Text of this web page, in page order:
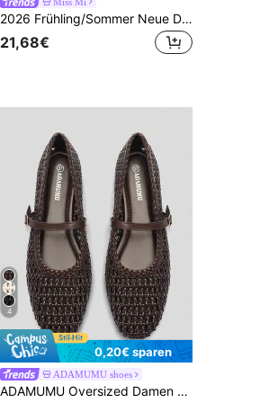
2026 Frühling/Sommer Neue Damen Ballettschuhe mit Schleifen-Dekor, Arbeitsschuhe
21,68€
4
0,20€ sparen
ADAMUMU shoes
ADAMUMU Oversized Damen Mode Handgefertigte PU Gewebte High-End Mary Jane Ballettschuhe mit einzelnem Riemen und Metallschnalle, atmungsaktives gewebtes Design, bequeme flache Sohle, Damen Alltagspendeln / Urlaub Freizeitkleidung Schuhe, schick & elegant
#1 Bestseller
(1000+)